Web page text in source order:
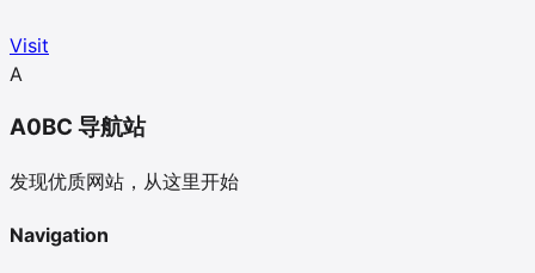
Visit
A
A0BC 导航站
发现优质网站，从这里开始
Navigation